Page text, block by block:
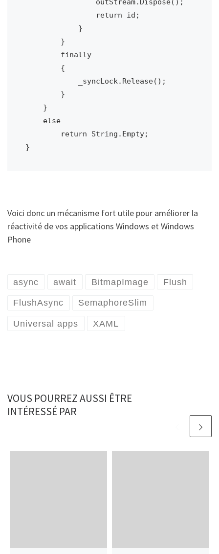
Voici donc un mécanisme fort utile pour améliorer la
réactivité de vos applications Windows et Windows
Phone
async await BitmapImage Flush
FlushAsync SemaphoreSlim
Universal apps XAML
VOUS POURREZ AUSSI ÊTRE
INTÉRESSÉ PAR